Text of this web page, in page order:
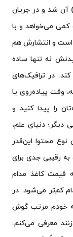
منتشر می‌شود و می‌توان مشترکِ خوراک (feed) آن شد و در جریان
کمی می‌خواهد و با
است و انتشارش هم
نه تنها ساده
در ترافیک‌های
وقت پیاده‌روی یا
را پیدا کنید و
دیگر؛ دنیای علم،
نوع محتوا این‌قدر
به رقیبی جدی برای
قیمت کاغذ مدام
کم‌تر می‌شود. در
خودم مرتب گوش
معرفی می‌کنم.